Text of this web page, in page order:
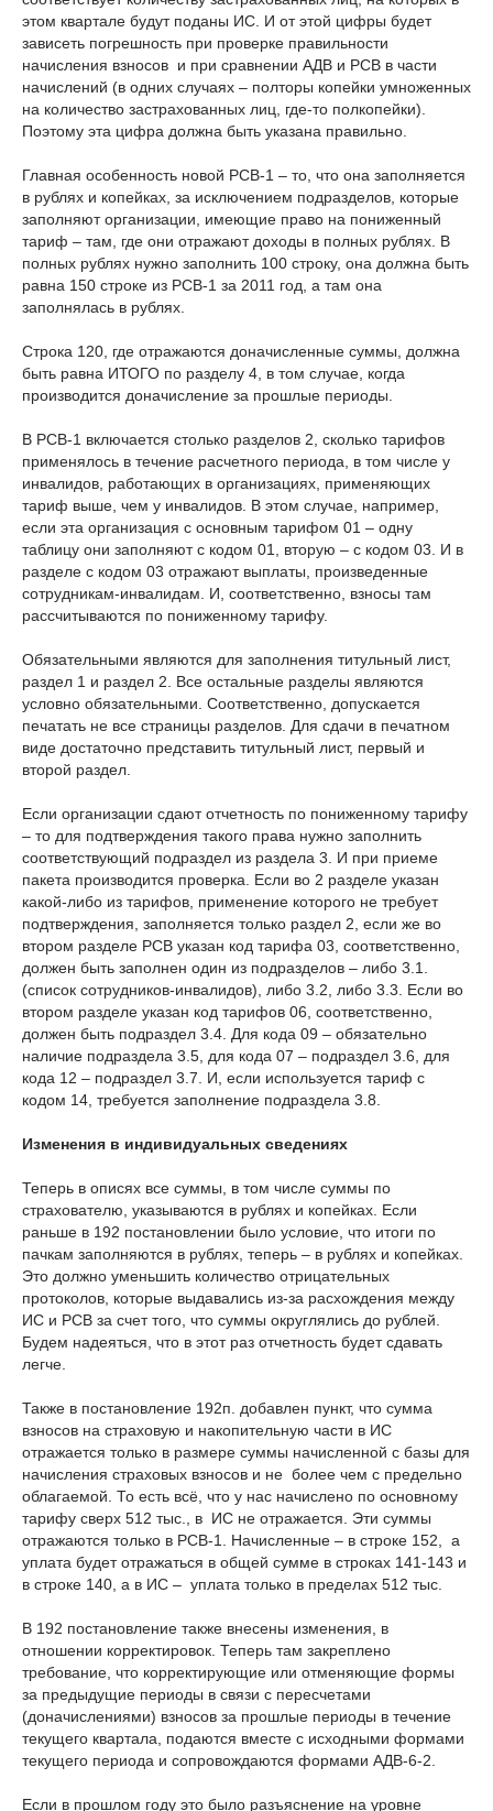
этом квартале будут поданы ИС. И от этой цифры будет
зависеть погрешность при проверке правильности
начисления взносов и при сравнении АДВ и РСВ в части
начислений (в одних случаях – полторы копейки умноженных
на количество застрахованных лиц, где-то полкопейки).
Поэтому эта цифра должна быть указана правильно.
Главная особенность новой РСВ-1 – то, что она заполняется
в рублях и копейках, за исключением подразделов, которые
заполняют организации, имеющие право на пониженный
тариф – там, где они отражают доходы в полных рублях. В
полных рублях нужно заполнить 100 строку, она должна быть
равна 150 строке из РСВ-1 за 2011 год, а там она
заполнялась в рублях.
Строка 120, где отражаются доначисленные суммы, должна
быть равна ИТОГО по разделу 4, в том случае, когда
производится доначисление за прошлые периоды.
В РСВ-1 включается столько разделов 2, сколько тарифов
применялось в течение расчетного периода, в том числе у
инвалидов, работающих в организациях, применяющих
тариф выше, чем у инвалидов. В этом случае, например,
если эта организация с основным тарифом 01 – одну
таблицу они заполняют с кодом 01, вторую – с кодом 03. И в
разделе с кодом 03 отражают выплаты, произведенные
сотрудникам-инвалидам. И, соответственно, взносы там
рассчитываются по пониженному тарифу.
Обязательными являются для заполнения титульный лист,
раздел 1 и раздел 2. Все остальные разделы являются
условно обязательными. Соответственно, допускается
печатать не все страницы разделов. Для сдачи в печатном
виде достаточно представить титульный лист, первый и
второй раздел.
Если организации сдают отчетность по пониженному тарифу
– то для подтверждения такого права нужно заполнить
соответствующий подраздел из раздела 3. И при приеме
пакета производится проверка. Если во 2 разделе указан
какой-либо из тарифов, применение которого не требует
подтверждения, заполняется только раздел 2, если же во
втором разделе РСВ указан код тарифа 03, соответственно,
должен быть заполнен один из подразделов – либо 3.1.
(список сотрудников-инвалидов), либо 3.2, либо 3.3. Если во
втором разделе указан код тарифов 06, соответственно,
должен быть подраздел 3.4. Для кода 09 – обязательно
наличие подраздела 3.5, для кода 07 – подраздел 3.6, для
кода 12 – подраздел 3.7. И, если используется тариф с
кодом 14, требуется заполнение подраздела 3.8.
Изменения в индивидуальных сведениях
Теперь в описях все суммы, в том числе суммы по
страхователю, указываются в рублях и копейках. Если
раньше в 192 постановлении было условие, что итоги по
пачкам заполняются в рублях, теперь – в рублях и копейках.
Это должно уменьшить количество отрицательных
протоколов, которые выдавались из-за расхождения между
ИС и РСВ за счет того, что суммы округлялись до рублей.
Будем надеяться, что в этот раз отчетность будет сдавать
легче.
Также в постановление 192п. добавлен пункт, что сумма
взносов на страховую и накопительную части в ИС
отражается только в размере суммы начисленной с базы для
начисления страховых взносов и не более чем с предельно
облагаемой. То есть всё, что у нас начислено по основному
тарифу сверх 512 тыс., в ИС не отражается. Эти суммы
отражаются только в РСВ-1. Начисленные – в строке 152, а
уплата будет отражаться в общей сумме в строках 141-143 и
в строке 140, а в ИС – уплата только в пределах 512 тыс.
В 192 постановление также внесены изменения, в
отношении корректировок. Теперь там закреплено
требование, что корректирующие или отменяющие формы
за предыдущие периоды в связи с пересчетами
(доначислениями) взносов за прошлые периоды в течение
текущего квартала, подаются вместе с исходными формами
текущего периода и сопровождаются формами АДВ-6-2.
Если в прошлом году это было разъяснение на уровне